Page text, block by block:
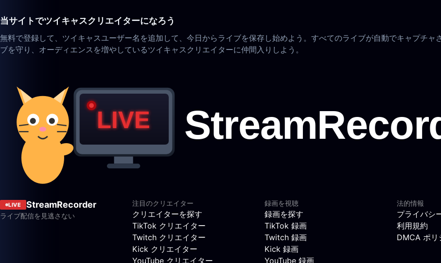
当サイトでツイキャスクリエイターになろう
無料で登録して、ツイキャスユーザー名を追加して、今日からライブを保存し始めよう。すべてのライブが自動でキャプチ
ブを守り、オーディエンスを増やしているツイキャスクリエイターに仲間入りしよう。
LIVE StreamRecorder
ライブ配信を見逃さない
注目のクリエイター
クリエイターを探す
TikTok クリエイター
Twitch クリエイター
Kick クリエイター
YouTube クリエイター
録画を視聴
録画を探す
TikTok 録画
Twitch 録画
Kick 録画
YouTube 録画
法的情報
プライバシ
利用規約
DMCA ポリ